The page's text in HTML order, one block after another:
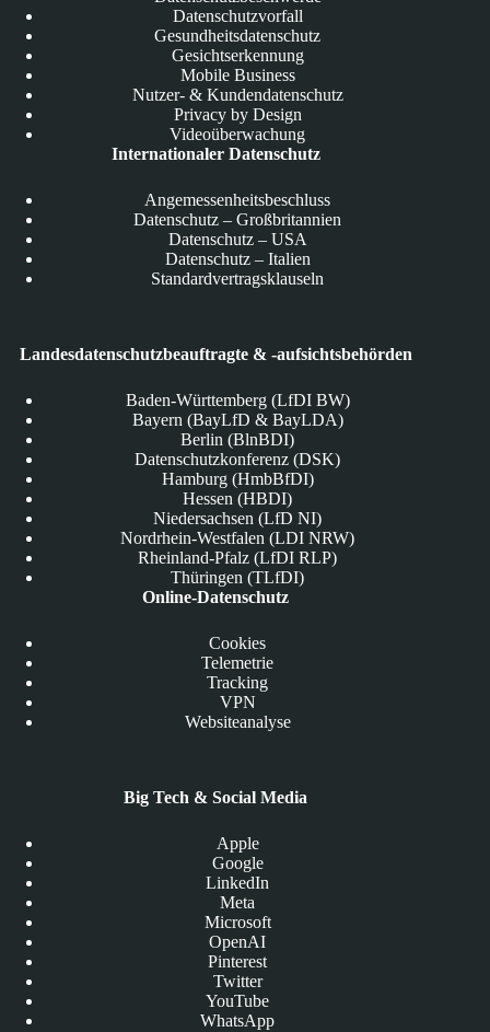
Datenschutzvorfall
Gesundheitsdatenschutz
Gesichtserkennung
Mobile Business
Nutzer- & Kundendatenschutz
Privacy by Design
Videoüberwachung
Internationaler Datenschutz
Angemessenheitsbeschluss
Datenschutz – Großbritannien
Datenschutz – USA
Datenschutz – Italien
Standardvertragsklauseln
Landesdatenschutzbeauftragte & -aufsichtsbehörden
Baden-Württemberg (LfDI BW)
Bayern (BayLfD & BayLDA)
Berlin (BlnBDI)
Datenschutzkonferenz (DSK)
Hamburg (HmbBfDI)
Hessen (HBDI)
Niedersachsen (LfD NI)
Nordrhein-Westfalen (LDI NRW)
Rheinland-Pfalz (LfDI RLP)
Thüringen (TLfDI)
Online-Datenschutz
Cookies
Telemetrie
Tracking
VPN
Websiteanalyse
Big Tech & Social Media
Apple
Google
LinkedIn
Meta
Microsoft
OpenAI
Pinterest
Twitter
YouTube
WhatsApp